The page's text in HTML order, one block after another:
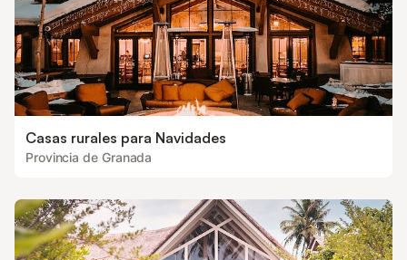
Casas rurales para Navidades
Provincia de Granada